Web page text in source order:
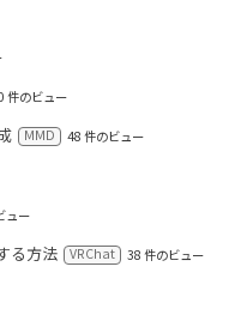
件のビュー
MMD 48 件のビュー
ュー
る方法 VRChat 38 件のビュー